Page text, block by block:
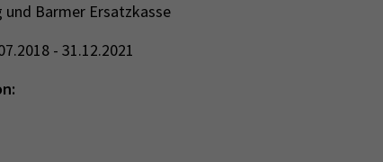
Barmer Ersatzkasse
- 31.12.2021